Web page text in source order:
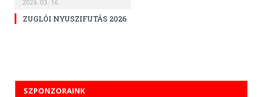
2026. 03. 16.
ZUGLÓI NYUSZIFUTÁS 2026
SZPONZORAINK